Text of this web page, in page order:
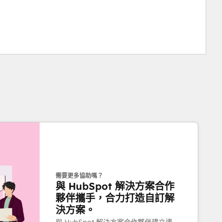
需要更多協助嗎？
與 HubSpot 解決方案合作
夥伴攜手，合力打造自訂解
決方案。